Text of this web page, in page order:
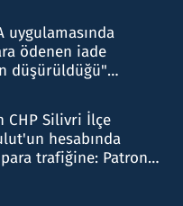
uygulamasında
ödenen iade
düşürüldüğü"
CHP Silivri İlçe
hesabında
trafiğine: Patron